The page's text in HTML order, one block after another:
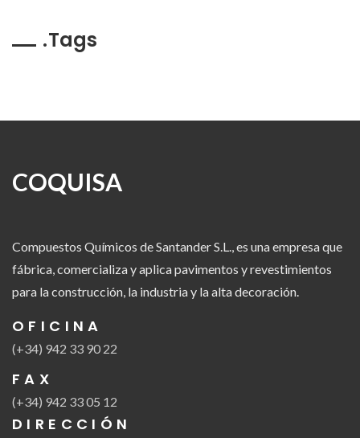
Tags
COQUISA
Compuestos Químicos de Santander S.L., es una empresa que
fábrica, comercializa y aplica pavimentos y revestimientos
para la construcción, la industria y la alta decoración.
OFICINA
(+34) 942 33 90 22
FAX
(+34) 942 33 05 12
DIRECCIÓN